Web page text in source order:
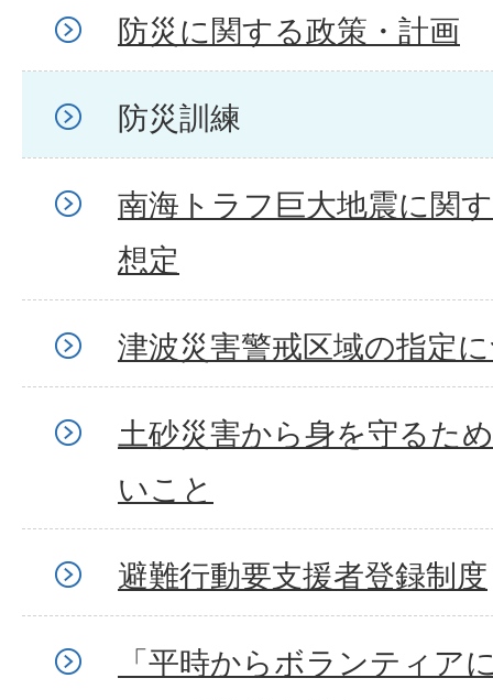
防災に関する政策・計画
防災訓練
南海トラフ巨大地震に関
想定
津波災害警戒区域の指定
土砂災害から身を守るた
いこと
避難行動要支援者登録制度
「平時からボランティア